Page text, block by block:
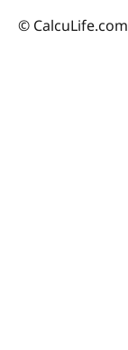
© CalcuLife.com